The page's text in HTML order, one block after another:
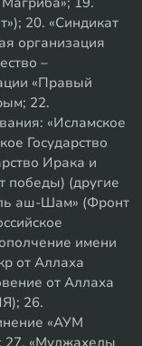
20. «Синдикат
организация
–
«Правый
22.
«Исламское
Государство
Ирака и
победы) (другие
аш-Шам» (Фронт
имени
от Аллаха
от Аллаха
26.
«АУМ